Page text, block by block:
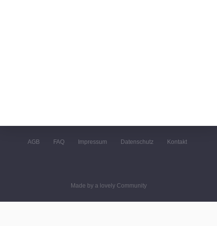
AGB FAQ Impressum Datenschutz Kontakt
Made by a lovely Community